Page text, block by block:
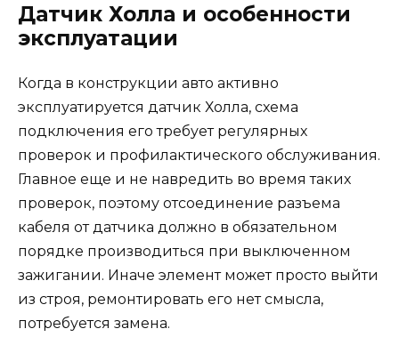
Датчик Холла и особенности
эксплуатации
Когда в конструкции авто активно
эксплуатируется датчик Холла, схема
подключения его требует регулярных
проверок и профилактического обслуживания.
Главное еще и не навредить во время таких
проверок, поэтому отсоединение разъема
кабеля от датчика должно в обязательном
порядке производиться при выключенном
зажигании. Иначе элемент может просто выйти
из строя, ремонтировать его нет смысла,
потребуется замена.